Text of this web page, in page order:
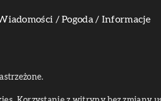
/ Pogoda / Informacje